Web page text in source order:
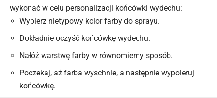
wykonać w celu personalizacji końcówki wydechu:
Wybierz nietypowy kolor farby do sprayu.
Dokładnie oczyść końcówkę wydechu.
Nałóż warstwę farby w równomierny sposób.
Poczekaj, aż farba wyschnie, a następnie wypoleruj
końcówkę.